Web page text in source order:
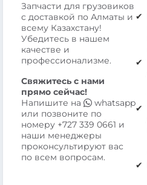
Запчасти для грузовиков
с доставкой по Алматы и
всему Казахстану!
Убедитесь в нашем
качестве и
профессионализме.
Свяжитесь с нами
прямо сейчас!
Напишите на
whatsapp
или позвоните по
номеру +727 339 0661 и
наши менеджеры
проконсультируют вас
по всем вопросам.